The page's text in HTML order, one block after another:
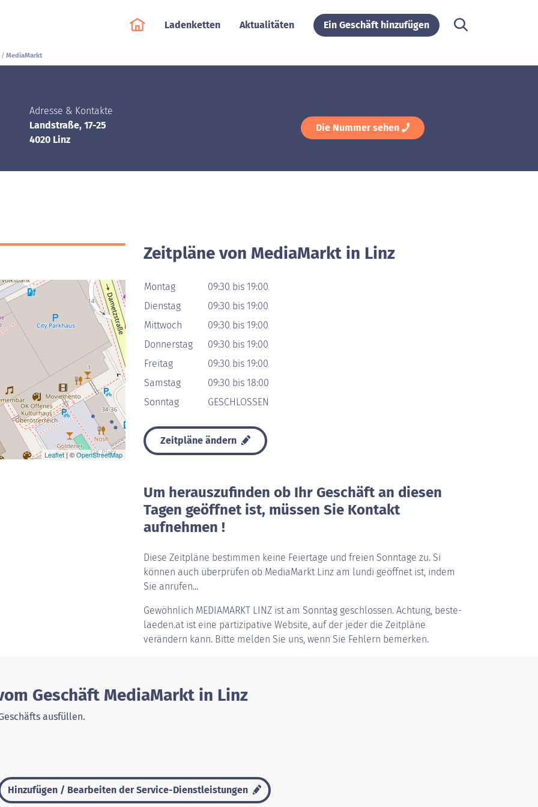
Ladenketten Aktualitäten Ein Geschäft hinzufügen
MediaMarkt
Adresse & Kontakte
Landstraße, 17-25
4020 Linz
Die Nummer sehen
Leaflet| ©OpenStreetMap
Zeitpläne von MediaMarkt in Linz
Montag
09:30 bis 19:00
Dienstag
09:30 bis 19:00
Mittwoch
09:30 bis 19:00
Donnerstag
09:30 bis 19:00
Freitag
09:30 bis 19:00
Samstag
09:30 bis 18:00
Sonntag
GESCHLOSSEN
Zeitpläne ändern
Um herauszufinden ob Ihr Geschäft an diesen
Tagen geöffnet ist, müssen Sie Kontakt
aufnehmen !
Diese Zeitpläne bestimmen keine Feiertage und freien Sonntage zu. Si
können auch überprüfen ob MediaMarkt Linz am lundi geöffnet ist, indem
Sie anrufen...
Gewöhnlich MEDIAMARKT LINZ ist am Sonntag geschlossen. Achtung, beste-
laeden.at ist eine partizipative Website, auf der jeder die Zeitpläne
verändern kann. Bitte melden Sie uns, wenn Sie Fehlern bemerken.
Geschäft MediaMarkt in Linz
ausfüllen.
Hinzufügen / Bearbeiten der Service-Dienstleistungen